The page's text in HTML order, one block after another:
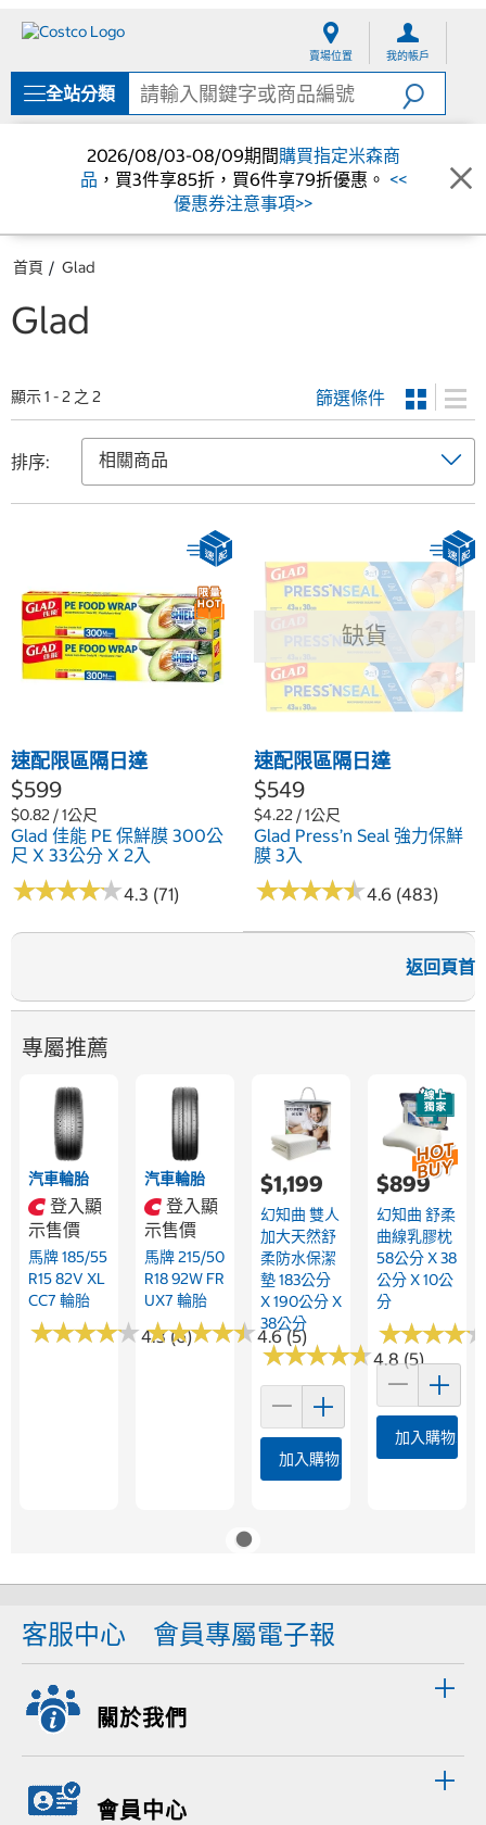
單
賣場位置 我的帳戶
全站分類
2026/08/03-08/09期間購買指定米森商
品 ，買3件享85折，買6件享79折優惠。 <<
優惠券注意事項>>
首頁 Glad
Glad
顯示 1 - 2 之 2 篩選條件
排序:
速配限區隔日達
$599
$0.82 / 1公尺
Glad 佳能 PE 保鮮膜 300公
尺 X 33公分 X 2入
★★★★★
★★★★★4.3 (71)
缺貨
速配限區隔日達
$549
$4.22 / 1公尺
Glad Press’n Seal 強力保鮮
膜 3入
★★★★★
★★★★★4.6 (483)
返回頁首
專屬推薦
汽車輪胎
登入顯
示售價
馬牌 185/55
R15 82V XL
CC7 輪胎
★★★★★
★★★★★4.3 (6)
汽車輪胎
登入顯
示售價
馬牌 215/50
R18 92W FR
UX7 輪胎
★★★★★
★★★★★4.6 (5)
$1,199
幻知曲 雙人
加大天然舒
柔防水保潔
墊 183公分
X 190公分 X
38公分
★★★★★
★★★★★4.8 (5)
加入購物車
$899
幻知曲 舒柔
曲線乳膠枕
58公分 X 38
公分 X 10公
分
★★★★
★★★★
加入購物車
客服中心 會員專屬電子報
關於我們
會員中心